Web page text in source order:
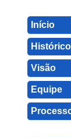
Início
Histórico
Visão
Equipe